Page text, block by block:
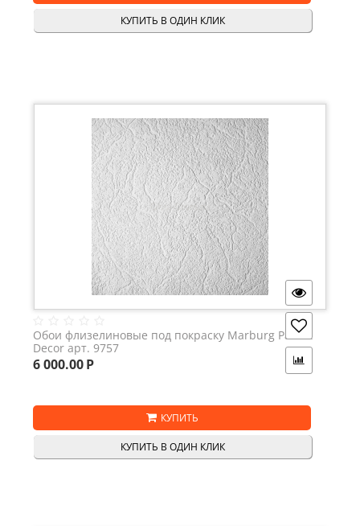
КУПИТЬ В ОДИН КЛИК
Обои флизелиновые под покраску Marburg Patent
Decor арт. 9757
6 000.00Р
КУПИТЬ
КУПИТЬ В ОДИН КЛИК